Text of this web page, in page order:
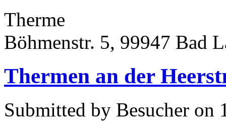
Therme
Böhmenstr. 5, 99947 Bad
Thermen an der
Submitted by Besucher on